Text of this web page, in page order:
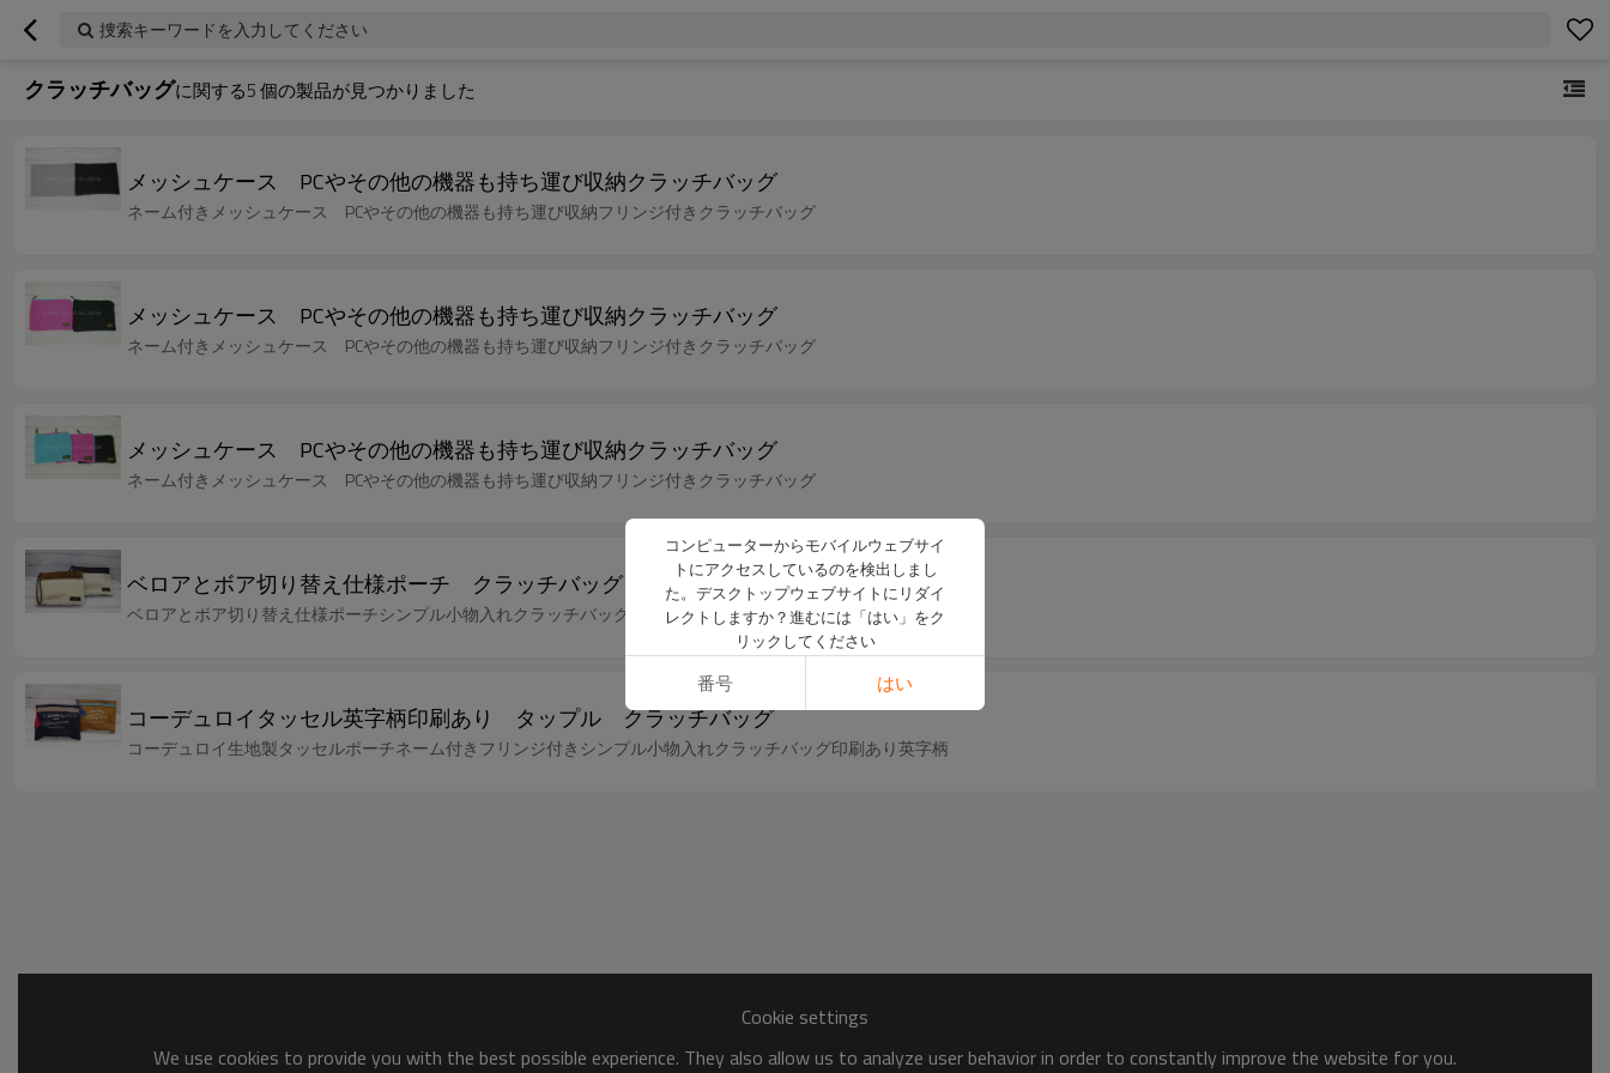
捜索キーワードを入力してください
クラッチバッグに関する5個の製品が見つかりました
メッシュケース PCやその他の機器も持ち運び収納クラッチバッグ
ネーム付きメッシュケース PCやその他の機器も持ち運び収納フリンジ付きクラッチバッグ
メッシュケース PCやその他の機器も持ち運び収納クラッチバッグ
ネーム付きメッシュケース PCやその他の機器も持ち運び収納フリンジ付きクラッチバッグ
メッシュケース PCやその他の機器も持ち運び収納クラッチバッグ
ネーム付きメッシュケース PCやその他の機器も持ち運び収納フリンジ付きクラッチバッグ
ベロアとボア切り替え仕様ポーチ クラッチバッグ
ベロアとボア切り替え仕様ポーチシンプル小物入れクラッチバッグ印刷あり英字柄
コーデュロイタッセル英字柄印刷あり タップル クラッチバッグ
コーデュロイ生地製タッセルポーチネーム付きフリンジ付きシンプル小物入れクラッチバッグ印刷あり英字柄
Cookie settings
We use cookies to provide you with the best possible experience. They also allow us to analyze user behavior in order to constantly improve the website for you.
コンピューターからモバイルウェブサイ
トにアクセスしているのを検出しまし
た。デスクトップウェブサイトにリダイ
レクトしますか？進むには「はい」をク
リックしてください
番号 はい